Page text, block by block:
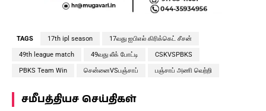
TAGS 17th ipl season 17வது ஐபிஎல் கிரிக்கெட் சீசன்
49th league match 49வது லீக் போட்டி CSKVSPBKS
PBKS Team Win சென்னைVSபஞ்சாப் பஞ்சாப் அணி வெற்றி
சமீபத்தியச செய்திகள்